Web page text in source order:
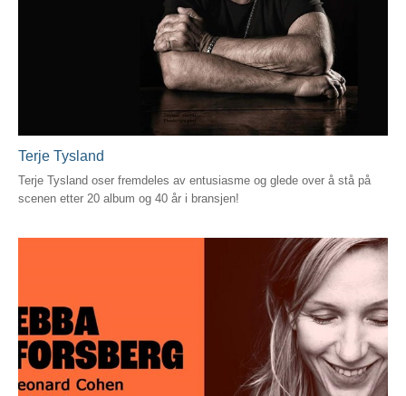
Terje Tysland
Terje Tysland oser fremdeles av entusiasme og glede over å stå på
scenen etter 20 album og 40 år i bransjen!